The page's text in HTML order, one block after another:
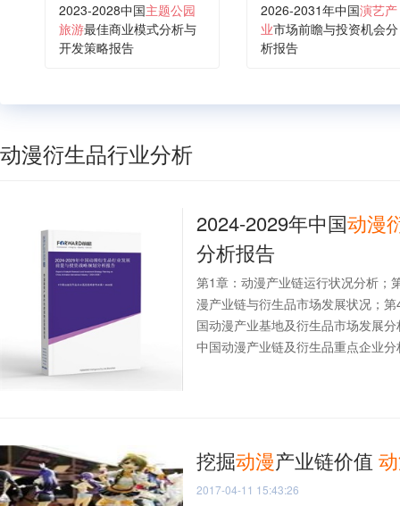
2023-2028中国主题公园
旅游最佳商业模式分析与
开发策略报告
2026-2031年中国演艺产
业市场前瞻与投资机会分
析报告
动漫衍生品行业分析
2024-2029年中国动漫
分析报告
第1章：动漫产业链运行状况分析；
漫产业链与衍生品市场发展状况；
国动漫产业基地及衍生品市场发展
中国动漫产业链及衍生品重点企业
挖掘动漫产业链价值
2017-04-11 15:43:26